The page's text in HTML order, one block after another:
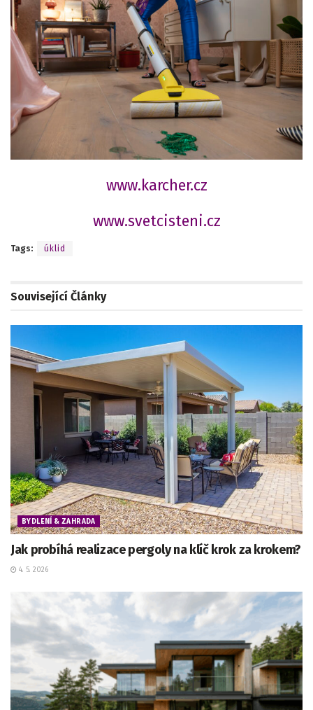
www.karcher.cz
www.svetcisteni.cz
Tags: úklid
Související Články
BYDLENÍ & ZAHRADA
Jak probíhá realizace pergoly na klíč krok za krokem?
4. 5. 2026